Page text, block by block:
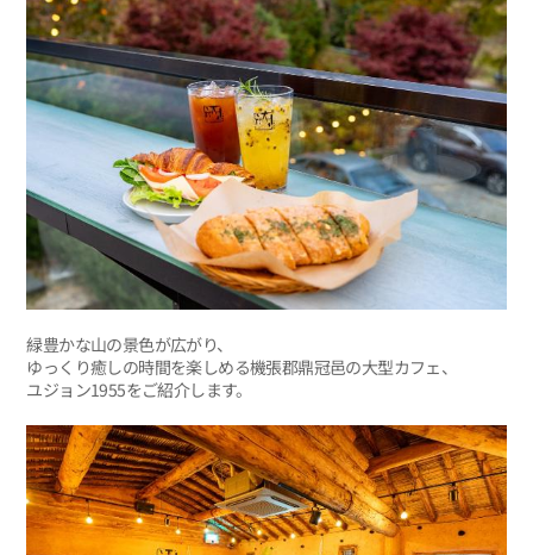
緑豊かな山の景色が広がり、
ゆっくり癒しの時間を楽しめる機張郡鼎冠邑の大型カフェ、
ユジョン1955をご紹介します。